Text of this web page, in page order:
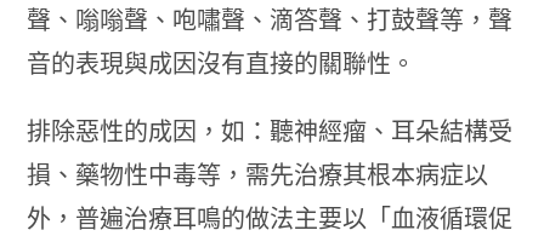
聲、嗡嗡聲、咆嘯聲、滴答聲、打鼓聲等，聲
音的表現與成因沒有直接的關聯性。
排除惡性的成因，如：聽神經瘤、耳朵結構受
損、藥物性中毒等，需先治療其根本病症以
外，普遍治療耳鳴的做法主要以「血液循環促